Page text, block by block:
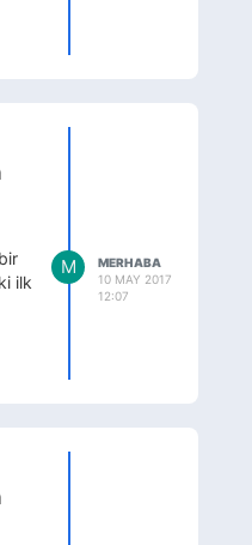
ilk
M
MERHABA
10 MAY 2017
12:07